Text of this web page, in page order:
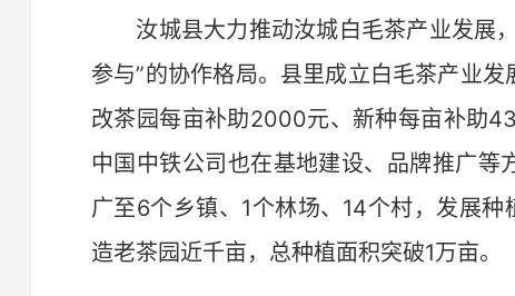
汝城县大力推动汝城白毛茶产业发展
参与”的协作格局。县里成立白毛茶产业
改茶园每亩补助2000元、新种每亩补助
中国中铁公司也在基地建设、品牌推广
广至6个乡镇、1个林场、14个村，发展
造老茶园近千亩，总种植面积突破1万亩。